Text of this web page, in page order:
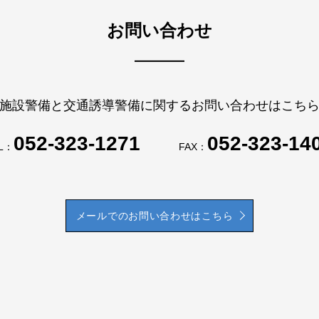
お問い合わせ
施設警備と交通誘導警備に関するお問い合わせはこちら
052-323-1271 FAX： 052-323-
メールでのお問い合わせはこちら